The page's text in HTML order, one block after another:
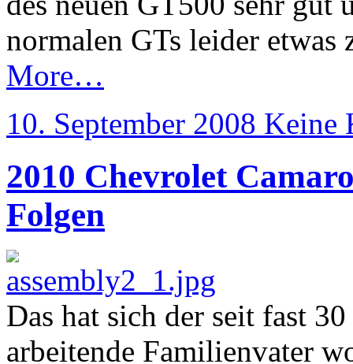
normalen GTs leider
More…
10. September 2008 Keine
2010 Chevrolet
Folgen
Das hat sich der seit fast
arbeitende Familienvater